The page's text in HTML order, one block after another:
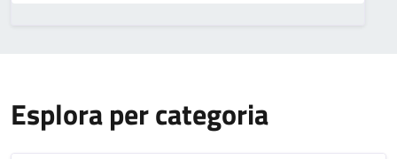
Esplora per categoria